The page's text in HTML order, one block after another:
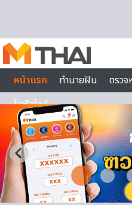
หน้าแรก
ทำนายฝัน ตรวจ
ไลฟ์สไตล์